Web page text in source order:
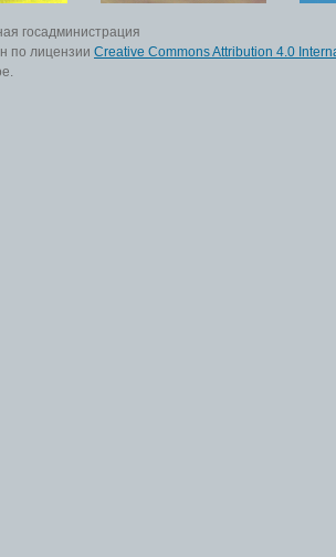
госадминистрация
по лицензии Creative Commons Attribution 4.0